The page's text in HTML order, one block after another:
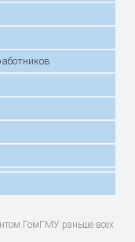
ГомГМУ раньше всех